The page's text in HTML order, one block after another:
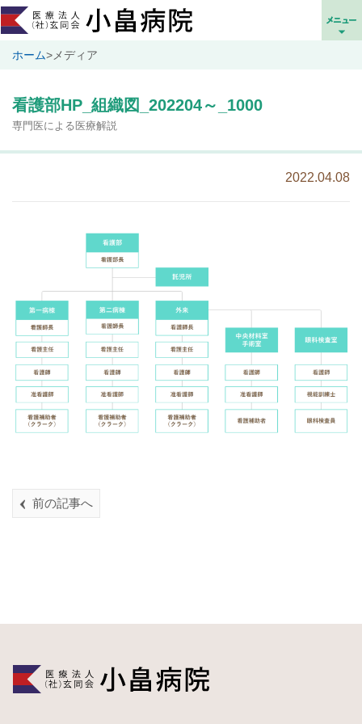
ホーム> メディア
看護部HP_組織図_202204～_1000
専門医による医療解説
2022.04.08
前の記事へ